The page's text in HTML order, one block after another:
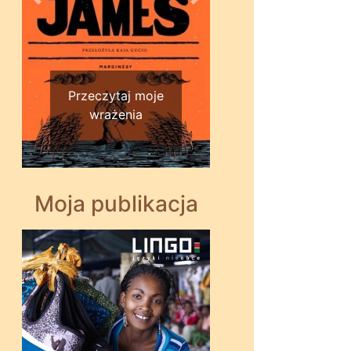
Przeczytaj moje
wrażenia
Wstecz Dalej
Moja publikacja